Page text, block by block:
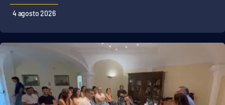
4 agosto 2026